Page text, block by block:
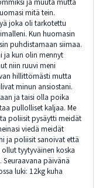
mitä tein.
joka oli tarkotettu
Kun huomasin
puhdistamaan siimaa.
ja kun olin mennyt
niin ruuvi meni
hillittömästi mutta
minun ansiostani.
ja taisi olla poika
pullolliset kaljaa. Me
poliisit pysäytti meidät
viedä meidät
ja poliisit sanoivat että
tyytyväinen koska
päivänä
luki: 12kg kuha